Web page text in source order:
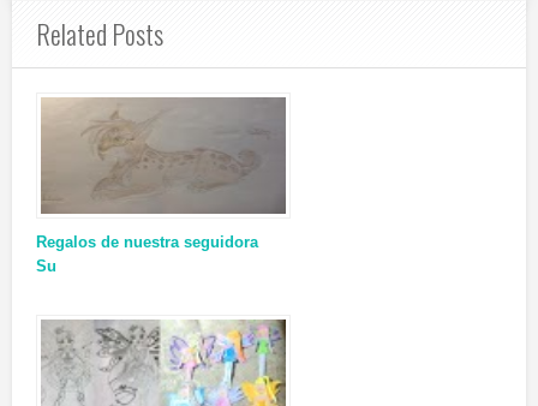
Related Posts
Regalos de nuestra seguidora
Su